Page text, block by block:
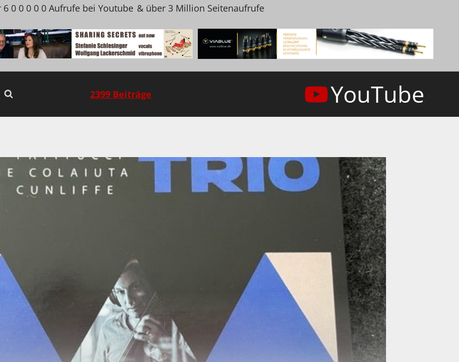
6 0 0 0 0 0 Aufrufe bei Youtube & über 3 Million Seitenaufrufe
2399 Beiträge YouTube